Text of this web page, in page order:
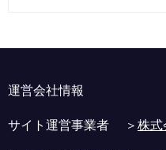
運営会社情報
サイト運営事業者 ＞株